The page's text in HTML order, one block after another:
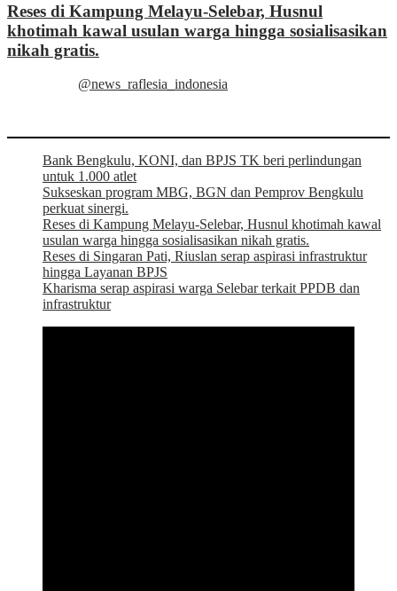
Reses di Kampung Melayu-Selebar, Husnul
khotimah kawal usulan warga hingga sosialisasikan
nikah gratis.
@news_raflesia_indonesia
Bank Bengkulu, KONI, dan BPJS TK beri perlindungan
untuk 1.000 atlet
Sukseskan program MBG, BGN dan Pemprov Bengkulu
perkuat sinergi.
Reses di Kampung Melayu-Selebar, Husnul khotimah kawal
usulan warga hingga sosialisasikan nikah gratis.
Reses di Singaran Pati, Riuslan serap aspirasi infrastruktur
hingga Layanan BPJS
Kharisma serap aspirasi warga Selebar terkait PPDB dan
infrastruktur